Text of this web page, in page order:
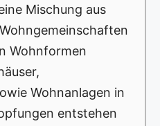
Mischung aus
Wohnformen
Wohnanlagen in
entstehen